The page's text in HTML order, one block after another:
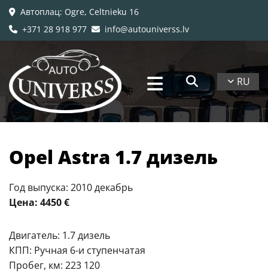
 Автоплац: Ogre, Celtnieku 16
 +371 28 918 977  info@autouniverss.lv
RU
​Opel Astra 1.7 дизель
Год выпуска: 2010 декабрь
Цена: 4450 €
Двигатель: 1.7 дизель
КПП: Ручная 6-и ступенчатая
Пробег, км: 223 120